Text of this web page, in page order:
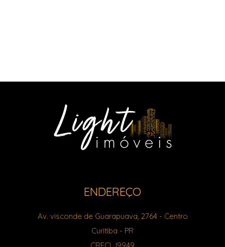
ENDEREÇO
Av. visconde de Guarapuava, 2764- Centro
Curitiba - PR